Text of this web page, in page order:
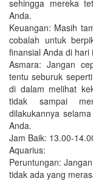
sehingga mereka
Anda.
Keuangan: Masih
cobalah untuk
finansial Anda di hari
Asmara: Jangan
tentu seburuk
di dalam melihat
tidak sampai
dilakukannya
Anda.
Jam Baik: 13.00-
Aquarius:
Peruntungan:
tidak ada yang